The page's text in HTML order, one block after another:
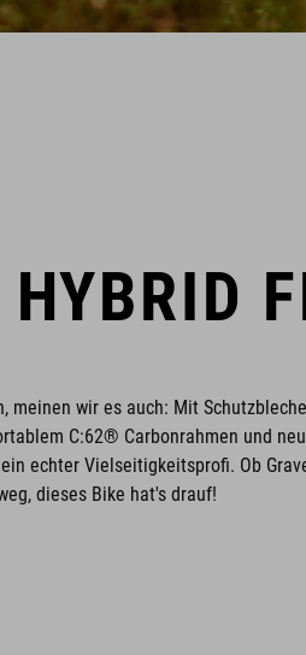
meinen wir es auch: Mit
C:62® Carbonrahmen und
echter Vielseitigkeitsprofi. Ob
dieses Bike hat's drauf!